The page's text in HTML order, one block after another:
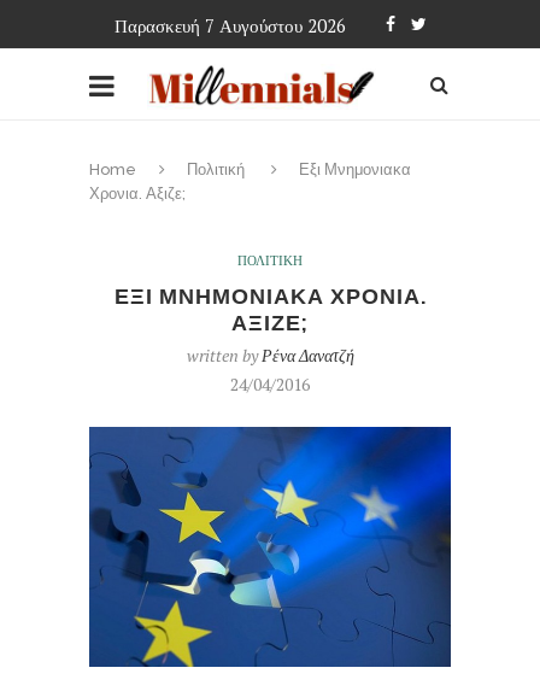
Παρασκευή 7 Αυγούστου 2026
Home Πολιτική
Εξι Μνημονιακα
Χρονια. Αξιζε;
ΠΟΛΙΤΙΚΗ
ΕΞΙ ΜΝΗΜΟΝΙΑΚΑ ΧΡΟΝΙΑ.
ΑΞΙΖΕ;
written byΡένα Δανατζή
24/04/2016